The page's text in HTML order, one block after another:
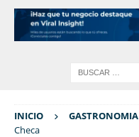
INICIO GASTRONOMIA
Checa